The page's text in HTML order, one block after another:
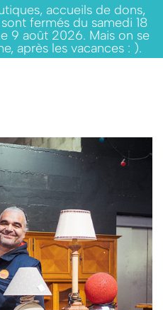
accueils de dons,
fermés du samedi 18
9 août 2026. Mais on se
après les vacances : ).